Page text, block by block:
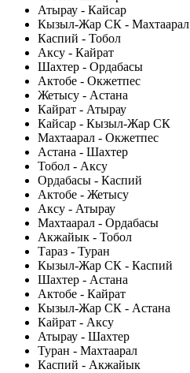
Атырау - Кайсар
Кызыл-Жар СК - Махтаарал
Каспий - Тобол
Аксу - Кайрат
Шахтер - Ордабасы
Актобе - Окжетпес
Жетысу - Астана
Кайрат - Атырау
Кайсар - Кызыл-Жар СК
Махтаарал - Окжетпес
Астана - Шахтер
Тобол - Аксу
Ордабасы - Каспий
Актобе - Жетысу
Аксу - Атырау
Махтаарал - Ордабасы
Акжайык - Тобол
Тараз - Туран
Кызыл-Жар СК - Каспий
Шахтер - Астана
Актобе - Кайрат
Кызыл-Жар СК - Астана
Кайрат - Аксу
Атырау - Шахтер
Туран - Махтаарал
Каспий - Акжайык